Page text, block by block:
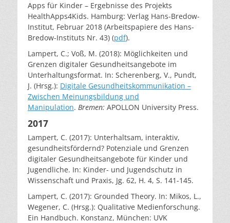
Apps für Kinder – Ergebnisse des Projekts
HealthApps4Kids. Hamburg: Verlag Hans-Bredow-
Institut, Februar 2018 (Arbeitspapiere des Hans-
Bredow-Instituts Nr. 43) (pdf).
Lampert, C.; Voß, M. (2018): Möglichkeiten und
Grenzen digitaler Gesundheitsangebote im
Unterhaltungsformat. In: Scherenberg, V., Pundt,
J. (Hrsg.): Digitale Gesundheitskommunikation –
Zwischen Meinungsbildung und
Manipulation. Bremen: APOLLON University Press.
2017
Lampert, C. (2017): Unterhaltsam, interaktiv,
gesundheitsfördernd? Potenziale und Grenzen
digitaler Gesundheitsangebote für Kinder und
Jugendliche. In: Kinder- und Jugendschutz in
Wissenschaft und Praxis, Jg. 62, H. 4, S. 141-145.
Lampert, C. (2017): Grounded Theory. In: Mikos, L.,
Wegener, C. (Hrsg.): Qualitative Medienforschung.
Ein Handbuch. Konstanz, München: UVK